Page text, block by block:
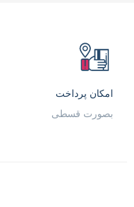
امکان پرداخت
بصورت قسطی